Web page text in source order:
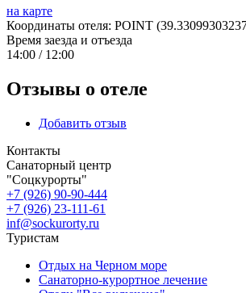
на карте
Координаты отеля: POINT
Время заезда и отъезда
14:00 / 12:00
Отзывы о отеле
Добавить отзыв
Контакты
Санаторный центр
"Соцкурорты"
+7 (926) 90-90-444
+7 (926) 23-111-61
inf@sockurorty.ru
Туристам
Отдых на Черном море
Санаторно-курортное лечение